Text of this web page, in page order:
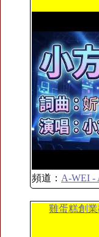
頻道： A-WEI -
雞蛋糕創